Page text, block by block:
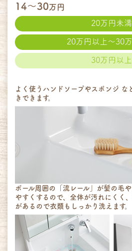
14～30万円
20万円未満
20万円以上～30
30万円以上
ボール周囲の「流レール」が髪の毛
やすくするので、全体が汚れにくく
があるので衣類もしっかり洗えます。
よく使うハンドソープやスポンジ な
きできます。